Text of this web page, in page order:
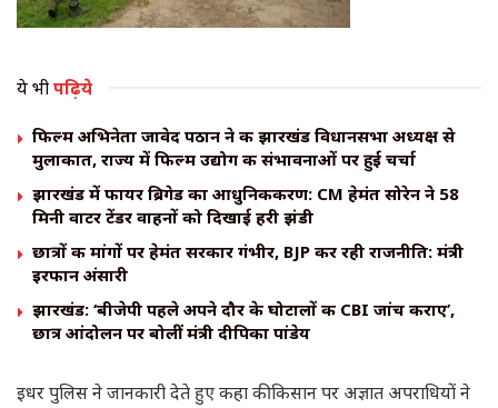
ये भीपढ़िये
फिल्म अभिनेता जावेद पठान ने की झारखंड विधानसभा अध्यक्ष से
मुलाकात, राज्य में फिल्म उद्योग की संभावनाओं पर हुई चर्चा
झारखंड में फायर ब्रिगेड का आधुनिकीकरण: CM हेमंत सोरेन ने 58
मिनी वाटर टेंडर वाहनों को दिखाई हरी झंडी
छात्रों की मांगों पर हेमंत सरकार गंभीर, BJP कर रही राजनीति: मंत्री
इरफान अंसारी
झारखंड: ‘बीजेपी पहले अपने दौर के घोटालों की CBI जांच कराए’,
छात्र आंदोलन पर बोलीं मंत्री दीपिका पांडेय
इधर पुलिस ने जानकारी देते हुए कहा की किसान पर अज्ञात अपराधियों ने